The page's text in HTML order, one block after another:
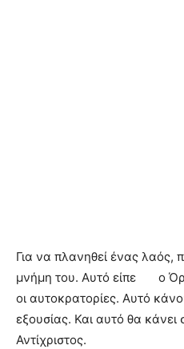
Για να πλανηθεί ένας λαός,
μνήμη του. Αυτό είπε ο
οι αυτοκρατορίες. Αυτό
εξουσίας. Και αυτό θα κάνει
Αντίχριστος.